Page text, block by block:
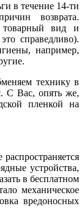
в течение 14-ти
возврата.
товарный вид и
справедливо).
например,
технику в
С Вас, опять же,
пленкой на
устройства,
в бесплатном
механическое
вредоносных